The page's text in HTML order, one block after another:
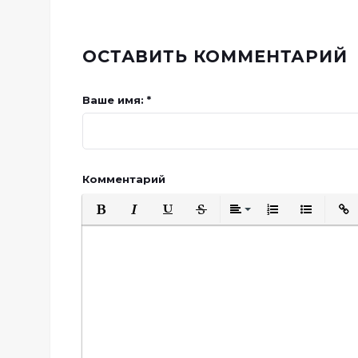
ОСТАВИТЬ КОММЕНТАРИЙ
Ваше имя: *
Комментарий
Полужирный
КурсивПодчеркнутый
Зачеркнутый